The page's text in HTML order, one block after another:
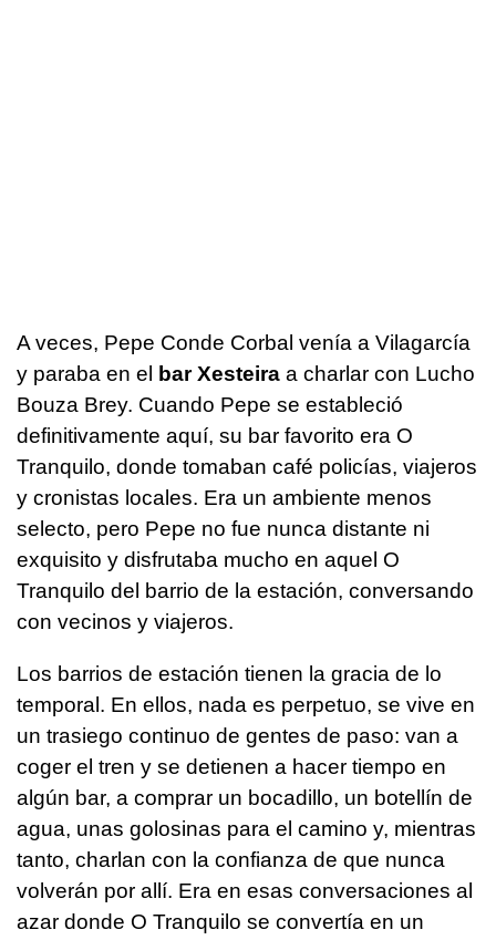
A veces, Pepe Conde Corbal venía a Vilagarcía
y paraba en el
bar Xesteira a charlar con Lucho
Bouza Brey. Cuando Pepe se estableció
definitivamente aquí, su bar favorito era O
Tranquilo, donde tomaban café policías, viajeros
y cronistas locales. Era un ambiente menos
selecto, pero Pepe no fue nunca distante ni
exquisito y disfrutaba mucho en aquel O
Tranquilo del barrio de la estación, conversando
con vecinos y viajeros.
Los barrios de estación tienen la gracia de lo
temporal. En ellos, nada es perpetuo, se vive en
un trasiego continuo de gentes de paso: van a
coger el tren y se detienen a hacer tiempo en
algún bar, a comprar un bocadillo, un botellín de
agua, unas golosinas para el camino y, mientras
tanto, charlan con la confianza de que nunca
volverán por allí. Era en esas conversaciones al
azar donde O Tranquilo se convertía en un